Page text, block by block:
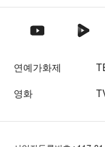
텐아시아 유튜브
텐아
연예가화제
영화